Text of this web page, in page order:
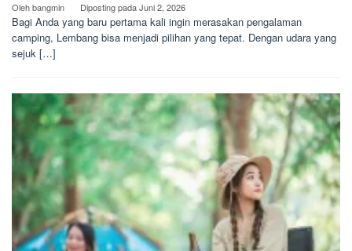
Olehbangmin Diposting padaJuni 2, 2026
Bagi Anda yang baru pertama kali ingin merasakan pengalaman
camping, Lembang bisa menjadi pilihan yang tepat. Dengan udara yang
sejuk […]